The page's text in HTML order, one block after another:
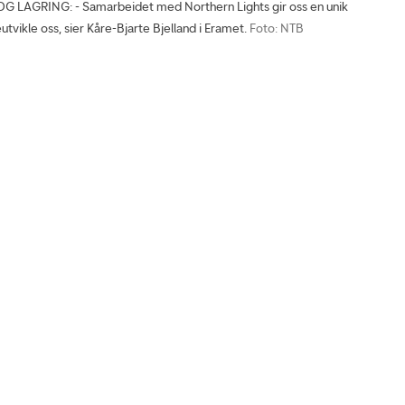
LAGRING: - Samarbeidet med Northern Lights gir oss en unik
oss, sier Kåre-Bjarte Bjelland i Eramet. Foto: NTB